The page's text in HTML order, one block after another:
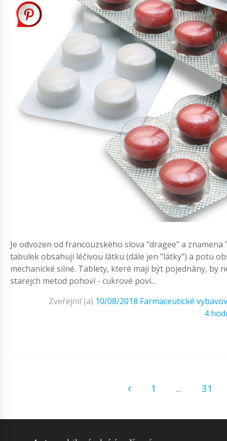
Je odvozen od francouzského slova "dragee" a
tabulek obsahují léčivou látku (dále jen "látky") a potu
mechanické silné. Tablety, které mají být pojednány, by
starejch metod pohoví - cukrové poví...
Zveřejnil (a) 10/08/2018 Farmaceutické
4
1 ... 31